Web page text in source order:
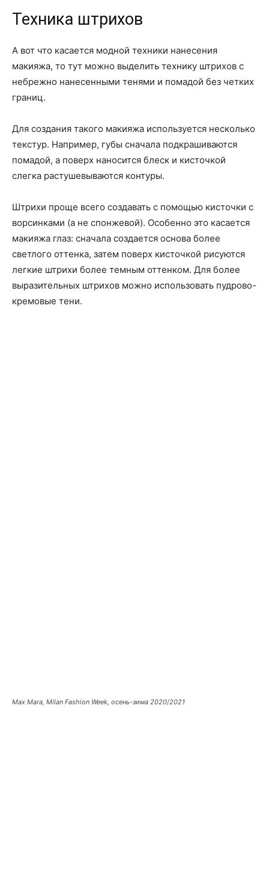
Техника штрихов
А вот что касается модной техники нанесения
макияжа, то тут можно выделить технику штрихов с
небрежно нанесенными тенями и помадой без четких
границ.
Для создания такого макияжа используется несколько
текстур. Например, губы сначала подкрашиваются
помадой, а поверх наносится блеск и кисточкой
слегка растушевываются контуры.
Штрихи проще всего создавать с помощью кисточки с
ворсинками (а не спонжевой). Особенно это касается
макияжа глаз: сначала создается основа более
светлого оттенка, затем поверх кисточкой рисуются
легкие штрихи более темным оттенком. Для более
выразительных штрихов можно использовать пудрово-
кремовые тени.
Max Mara, Milan Fashion Week, осень-зима 2020/2021